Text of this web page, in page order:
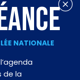
NATIONALE
de la